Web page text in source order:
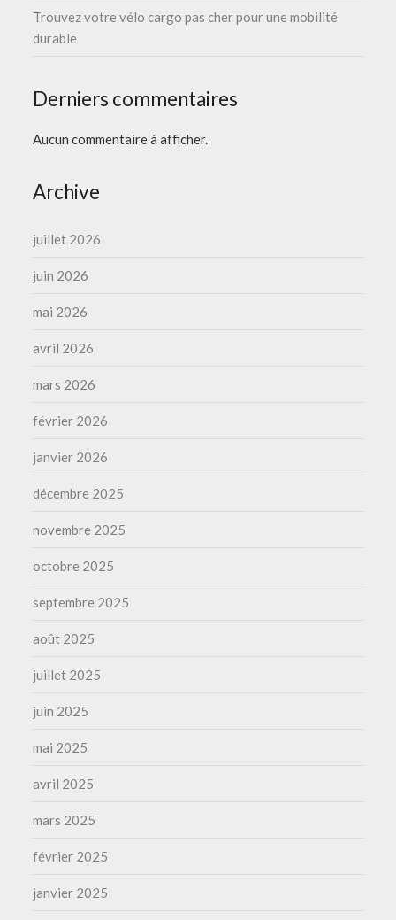
Trouvez votre vélo cargo pas cher pour une mobilité
durable
Derniers commentaires
Aucun commentaire à afficher.
Archive
juillet 2026
juin 2026
mai 2026
avril 2026
mars 2026
février 2026
janvier 2026
décembre 2025
novembre 2025
octobre 2025
septembre 2025
août 2025
juillet 2025
juin 2025
mai 2025
avril 2025
mars 2025
février 2025
janvier 2025